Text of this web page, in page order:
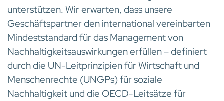
unterstützen. Wir erwarten, dass unsere
Geschäftspartner den international vereinbarten
Mindeststandard für das Management von
Nachhaltigkeitsauswirkungen erfüllen – definiert
durch die UN-Leitprinzipien für Wirtschaft und
Menschenrechte (UNGPs) für soziale
Nachhaltigkeit und die OECD-Leitsätze für